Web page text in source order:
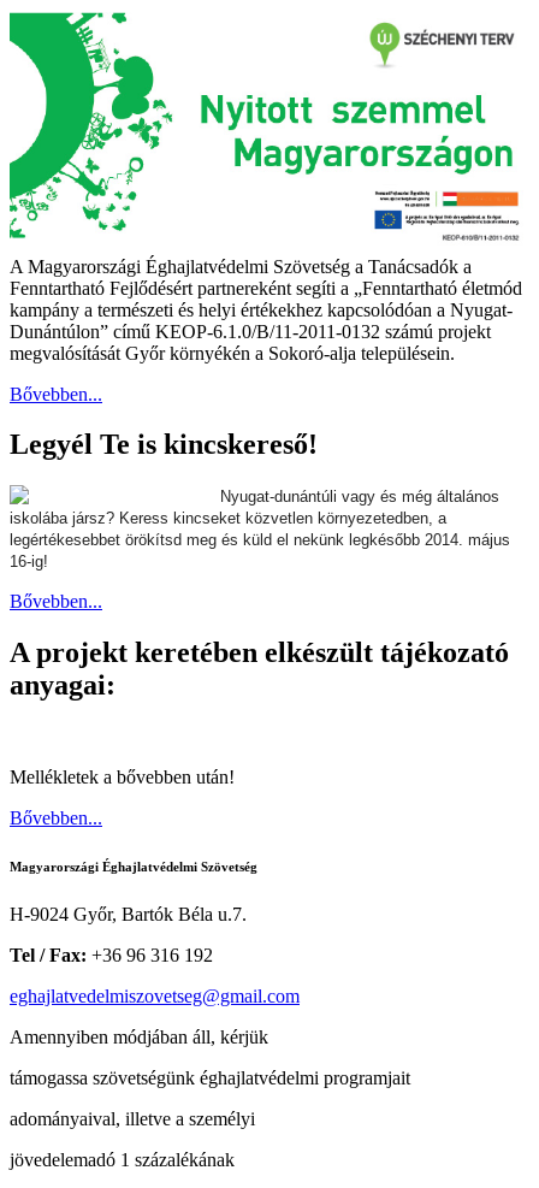
A Magyarországi Éghajlatvédelmi Szövetség a Tanácsadók a
Fenntartható Fejlődésért partnereként segíti a „Fenntartható életmód
kampány a természeti és helyi értékekhez kapcsolódóan a Nyugat-
Dunántúlon” című KEOP-6.1.0/B/11-2011-0132 számú projekt
megvalósítását Győr környékén a Sokoró-alja településein.
Bővebben...
Legyél Te is kincskereső!
Nyugat-dunántúli vagy és még általános
iskolába jársz? Keress kincseket közvetlen környezetedben, a
legértékesebbet örökítsd meg és küld el nekünk legkésőbb 2014. május
16-ig!
Bővebben...
A projekt keretében elkészült tájékozató
anyagai:
Mellékletek a bővebben után!
Bővebben...
Magyarországi Éghajlatvédelmi Szövetség
H-9024 Győr, Bartók Béla u.7.
Tel / Fax: +36 96 316 192
eghajlatvedelmiszovetseg@gmail.com
Amennyiben módjában áll, kérjük
támogassa szövetségünk éghajlatvédelmi programjait
adományaival, illetve a személyi
jövedelemadó 1 százalékának